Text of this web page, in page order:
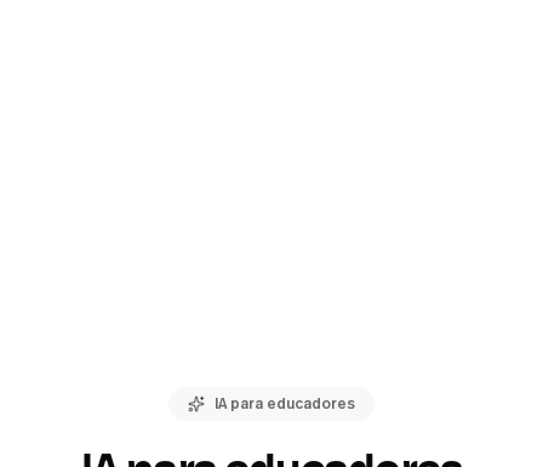
IA para educadores